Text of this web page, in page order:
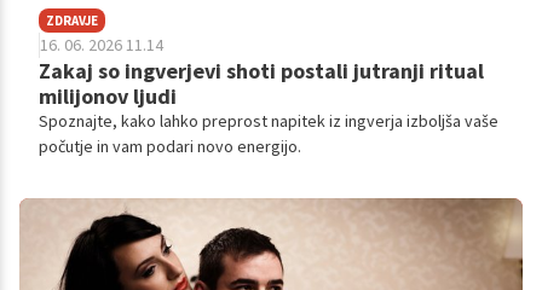
ZDRAVJE
16. 06. 2026 11.14
Zakaj so ingverjevi shoti postali jutranji ritual
milijonov ljudi
Spoznajte, kako lahko preprost napitek iz ingverja izboljša vaše
počutje in vam podari novo energijo.